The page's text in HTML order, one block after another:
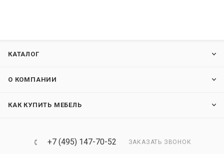
КАТАЛОГ
О КОМПАНИИ
КАК КУПИТЬ МЕБЕЛЬ
+7 (495) 147-70-52 ЗАКАЗАТЬ ЗВОНОК